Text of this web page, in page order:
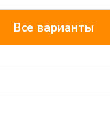
Все варианты